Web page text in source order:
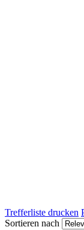
Trefferliste drucken
Sortieren nach